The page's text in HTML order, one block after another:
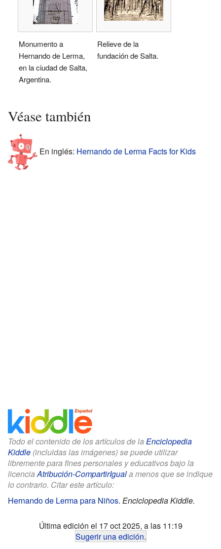
Monumento a
Hernando de Lerma,
en la ciudad de Salta,
Argentina.
Relieve de la
fundación de Salta.
Véase también
En inglés: Hernando de Lerma Facts for Kids
Todo el contenido de los artículos de la Enciclopedia
Kiddle (incluidas las imágenes) se puede utilizar
libremente para fines personales y educativos bajo la
licenciaAtribución-CompartirIguala menos que se indique
lo contrario. Citar este artículo:
Hernando de Lerma para Niños. Enciclopedia Kiddle.
Última edición el 17 oct 2025, a las 11:19
Sugerir una edición.